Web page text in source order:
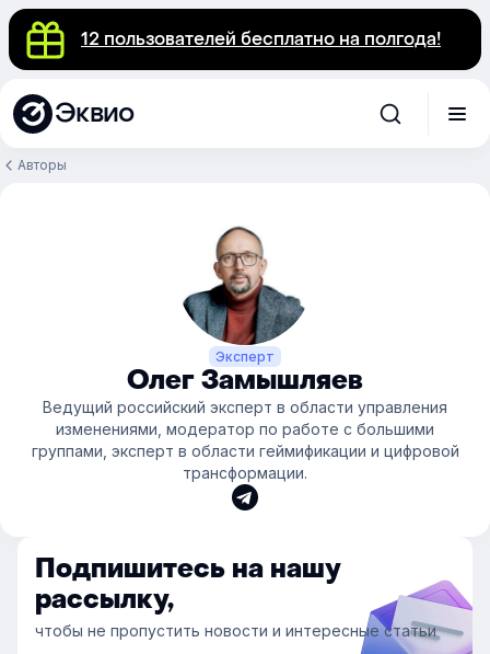
12 пользователей бесплатно на полгода!
Эквио
Авторы
Эксперт
Олег Замышляев
Ведущий российский эксперт в области управления
изменениями, модератор по работе с большими
группами, эксперт в области геймификации и цифровой
трансформации.
Подпишитесь на нашу
рассылку,
чтобы не пропустить новости и интересные статьи